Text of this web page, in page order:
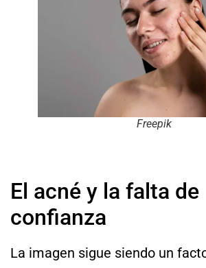
Freepik
El acné y la falta de
confianza
La imagen sigue siendo un